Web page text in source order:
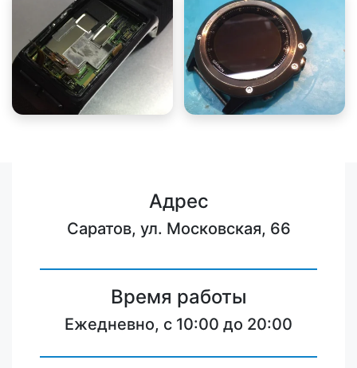
Адрес
Саратов, ул. Московская, 66
Время работы
Ежедневно, с 10:00 до 20:00